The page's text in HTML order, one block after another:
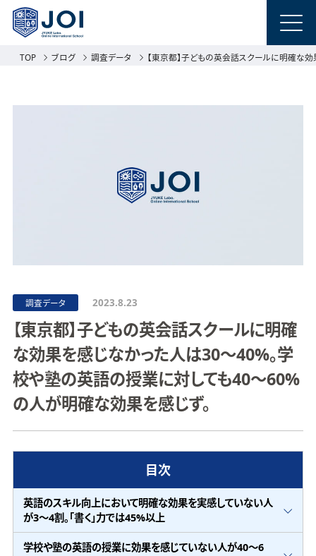
TOP ブログ 調査データ 【東京都】子どもの英会話スクールに明確な
調査データ 2023.8.23
【東京都】子どもの英会話スクールに明確
な効果を感じなかった人は30～40%。学
校や塾の英語の授業に対しても40～60%
の人が明確な効果を感じず。
目次
英語のスキル向上において明確な効果を実感していない人
が3～4割。「書く」力では45%以上
学校や塾の英語の授業に効果を感じていない人が40～6